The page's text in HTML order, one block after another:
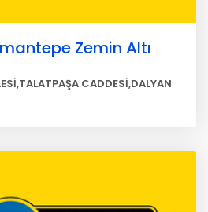
Zemin Altı
CADDESİ,DALYAN